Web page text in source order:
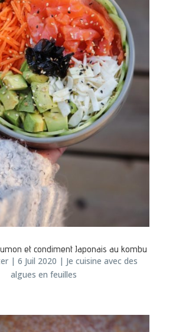
et condiment Japonais au kombu
| 6 Juil 2020 | Je cuisine avec des
algues en feuilles